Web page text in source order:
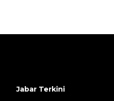
Jabar Terkini